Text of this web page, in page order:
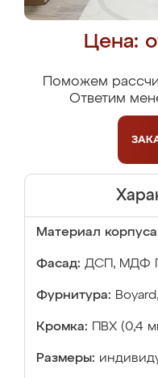
Цена:
Поможем
Ответим
Материал
Фасад: ДСП, МДФ
Фурнитура:
Кромка: ПВХ (0,4
Размеры: